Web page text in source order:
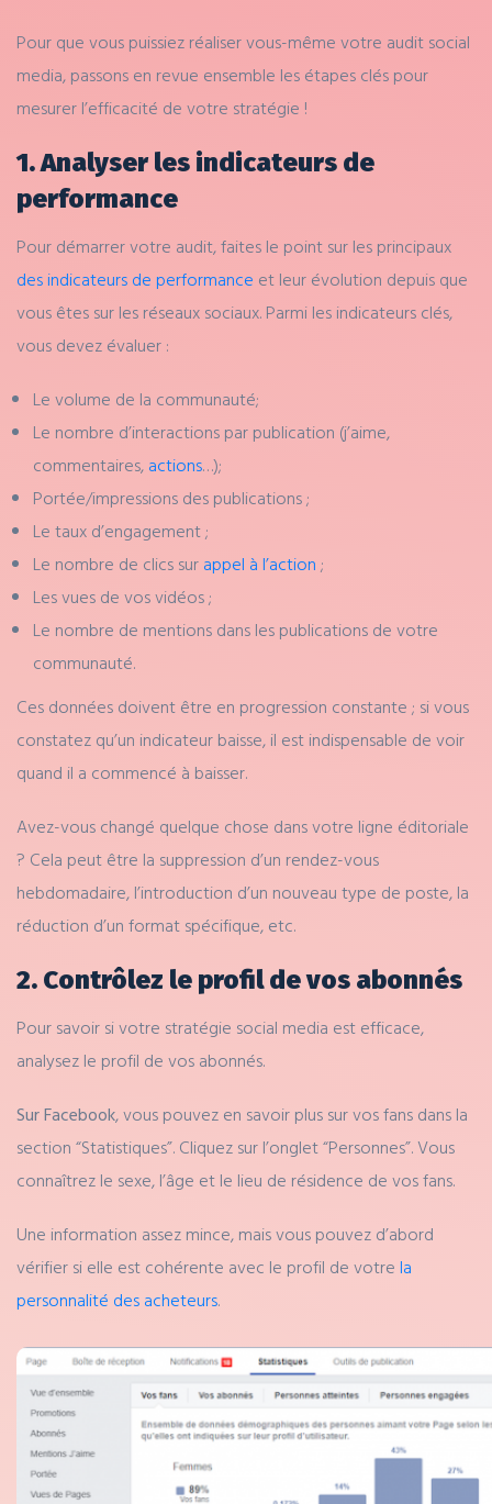
Pour que vous puissiez réaliser vous-même votre audit social
media, passons en revue ensemble les étapes clés pour
mesurer l’efficacité de votre stratégie !
1. Analyser les indicateurs de
performance
Pour démarrer votre audit, faites le point sur les principaux
des indicateurs de performance et leur évolution depuis que
vous êtes sur les réseaux sociaux. Parmi les indicateurs clés,
vous devez évaluer :
Le volume de la communauté;
Le nombre d’interactions par publication (j’aime,
commentaires, actions…);
Portée/impressions des publications ;
Le taux d’engagement ;
Le nombre de clics sur appel à l’action ;
Les vues de vos vidéos ;
Le nombre de mentions dans les publications de votre
communauté.
Ces données doivent être en progression constante ; si vous
constatez qu’un indicateur baisse, il est indispensable de voir
quand il a commencé à baisser.
Avez-vous changé quelque chose dans votre ligne éditoriale
? Cela peut être la suppression d’un rendez-vous
hebdomadaire, l’introduction d’un nouveau type de poste, la
réduction d’un format spécifique, etc.
2. Contrôlez le profil de vos abonnés
Pour savoir si votre stratégie social media est efficace,
analysez le profil de vos abonnés.
Sur Facebook, vous pouvez en savoir plus sur vos fans dans la
section “Statistiques”. Cliquez sur l’onglet “Personnes”. Vous
connaîtrez le sexe, l’âge et le lieu de résidence de vos fans.
Une information assez mince, mais vous pouvez d’abord
vérifier si elle est cohérente avec le profil de votre la
personnalité des acheteurs.